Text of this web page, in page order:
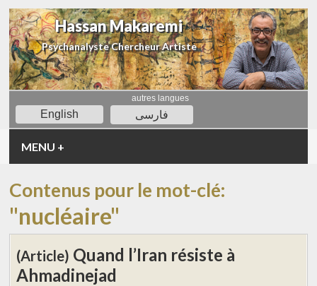
Hassan Makaremi
Psychanalyste Chercheur Artiste
autres langues
English فارسی
MENU +
Contenus pour le mot-clé:
"nucléaire"
(Article) Quand l’Iran résiste à
Ahmadinejad